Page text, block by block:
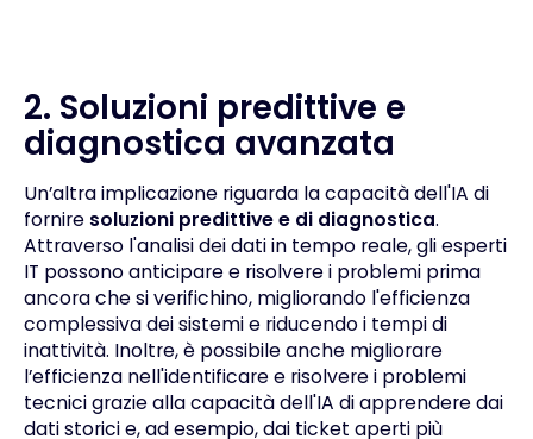
2. Soluzioni predittive e
diagnostica avanzata
Un’altra implicazione riguarda la capacità dell'IA di
forniresoluzioni predittive e di diagnostica.
Attraverso l'analisi dei dati in tempo reale, gli esperti
IT possono anticipare e risolvere i problemi prima
ancora che si verifichino, migliorando l'efficienza
complessiva dei sistemi e riducendo i tempi di
inattività. Inoltre, è possibile anche migliorare
l’efficienza nell'identificare e risolvere i problemi
tecnici grazie alla capacità dell'IA di apprendere dai
dati storici e, ad esempio, dai ticket aperti più